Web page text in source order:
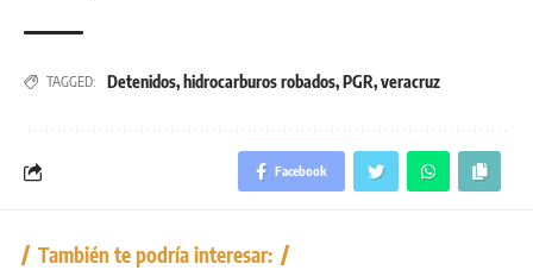
TAGGED: Detenidos, hidrocarburos robados,PGR,veracruz
Facebook
También te podría interesar: